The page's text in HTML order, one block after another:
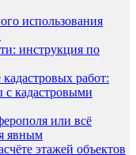
использования
инструкция по
работ:
кадастровыми
или всё
явным
этажей объектов